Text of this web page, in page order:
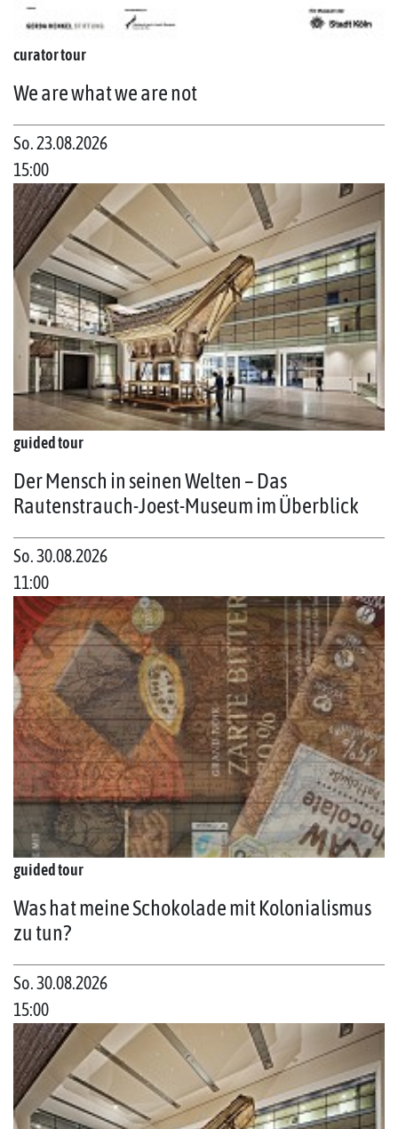
curator tour
We are what we are not
So. 23.08.2026
15:00
guided tour
Der Mensch in seinen Welten – Das
Rautenstrauch-Joest-Museum im Überblick
So. 30.08.2026
11:00
guided tour
Was hat meine Schokolade mit Kolonialismus
zu tun?
So. 30.08.2026
15:00